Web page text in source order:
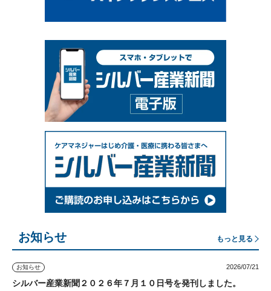
お知らせ もっと見る
お知らせ 2026/07/21
シルバー産業新聞２０２６年７月１０日号を発刊しました。